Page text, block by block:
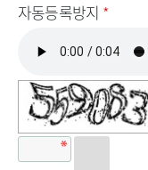
자동등록방지 *